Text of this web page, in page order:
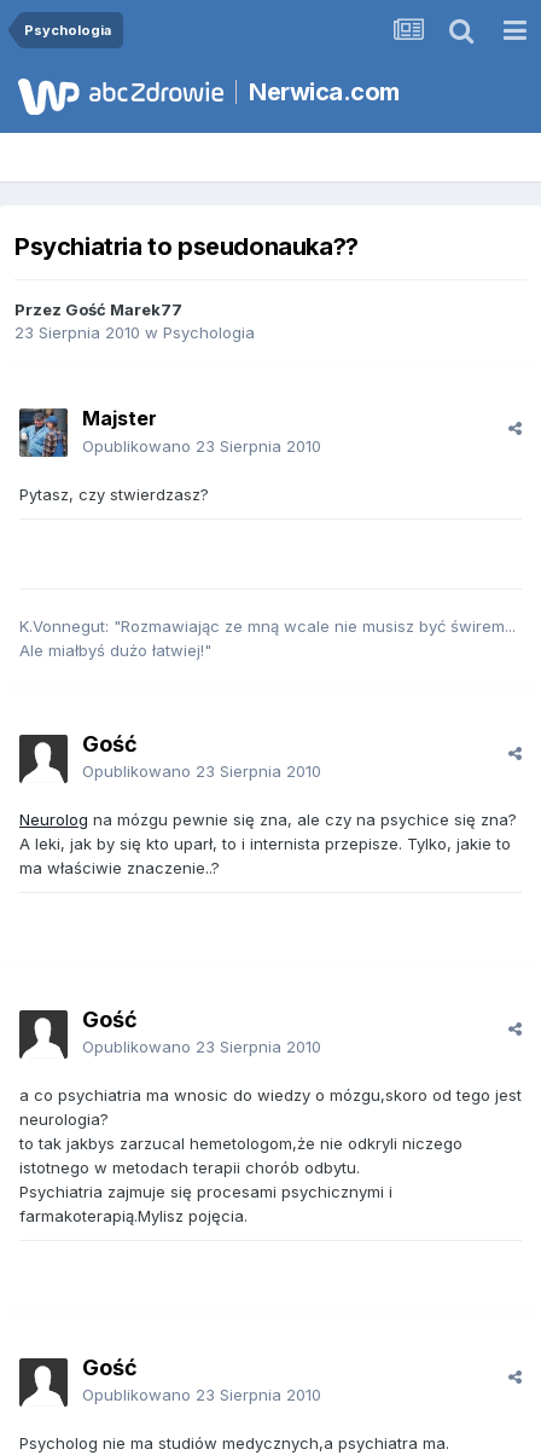
Psychologia
Nerwica.com
Psychiatria to pseudonauka??
Przez Gość Marek77
23 Sierpnia 2010 w Psychologia
Majster
Opublikowano 23 Sierpnia 2010
Pytasz, czy stwierdzasz?
K.Vonnegut: "Rozmawiając ze mną wcale nie musisz być świrem...
Ale miałbyś dużo łatwiej!"
Gość
Opublikowano 23 Sierpnia 2010
Neurolog na mózgu pewnie się zna, ale czy na psychice się zna?
A leki, jak by się kto uparł, to i internista przepisze. Tylko, jakie to
ma właściwie znaczenie..?
Gość
Opublikowano 23 Sierpnia 2010
a co psychiatria ma wnosic do wiedzy o mózgu,skoro od tego jest
neurologia?
to tak jakbys zarzucal hemetologom,że nie odkryli niczego
istotnego w metodach terapii chorób odbytu.
Psychiatria zajmuje się procesami psychicznymi i
farmakoterapią.Mylisz pojęcia.
Gość
Opublikowano 23 Sierpnia 2010
Psycholog nie ma studiów medycznych,a psychiatra ma.